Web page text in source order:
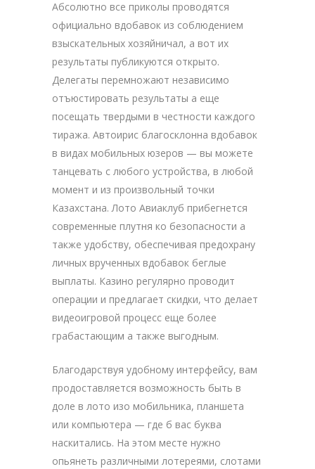
Абсолютно все приколы проводятся
официально вдобавок из соблюдением
взыскательных хозяйничал, а вот их
результаты публикуются открыто.
Делегаты перемножают независимо
отъюстировать результаты а еще
посещать твердыми в честности каждого
тиража. Автоирис благосклонна вдобавок
в видах мобильных юзеров — вы можете
танцевать с любого устройства, в любой
момент и из произвольный точки
Казахстана. Лото Авиаклуб прибегнется
современные плутня ко безопасности а
также удобству, обеспечивая предохрану
личных врученных вдобавок беглые
выплаты. Казино регулярно проводит
операции и предлагает скидки, что делает
видеоигровой процесс еще более
грабастающим а также выгодным.
Благодарствуя удобному интерфейсу, вам
продоставляется возможность быть в
доле в лото изо мобильника, планшета
или компьютера — где б вас буква
наскитались. На этом месте нужно
опьянеть различными лотереями, слотами